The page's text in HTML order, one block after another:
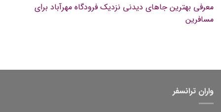
معرفی بهترین جاهای دیدنی نزدیک فرودگاه مهرآباد برای
مسافرین
واران ترانسفر